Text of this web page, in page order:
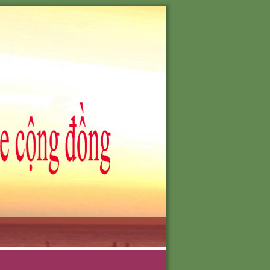
0903051388
CẦU